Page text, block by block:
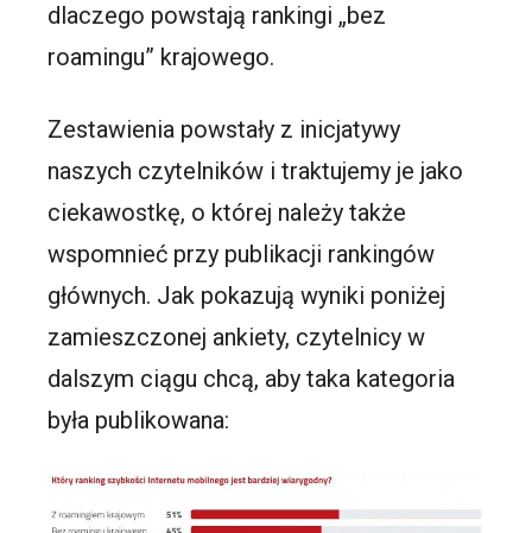
dlaczego powstają rankingi „bez
roamingu” krajowego.
Zestawienia powstały z inicjatywy
naszych czytelników i traktujemy je jako
ciekawostkę, o której należy także
wspomnieć przy publikacji rankingów
głównych. Jak pokazują wyniki poniżej
zamieszczonej ankiety, czytelnicy w
dalszym ciągu chcą, aby taka kategoria
była publikowana: